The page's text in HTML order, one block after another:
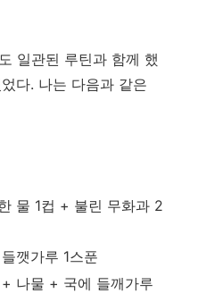
일관된 루틴과 함께 했
다. 나는 다음과 같은
물 1컵 + 불린 무화과 2
깻가루 1스푼
나물 + 국에 들깨가루